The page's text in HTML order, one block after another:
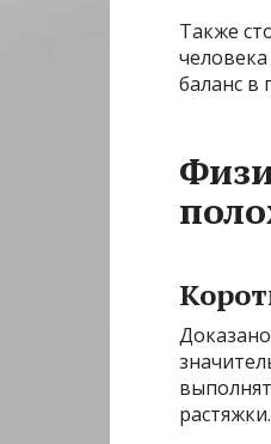
Также
баланс в